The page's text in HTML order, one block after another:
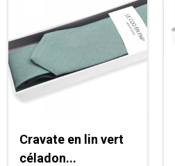
Cravate en lin vert
céladon...